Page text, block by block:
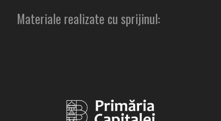
Materiale realizate cu sprijinul: